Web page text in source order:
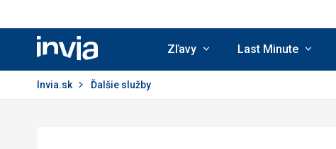
Invia.sk
Zľavy Last Minute
Invia.sk Ďalšie služby